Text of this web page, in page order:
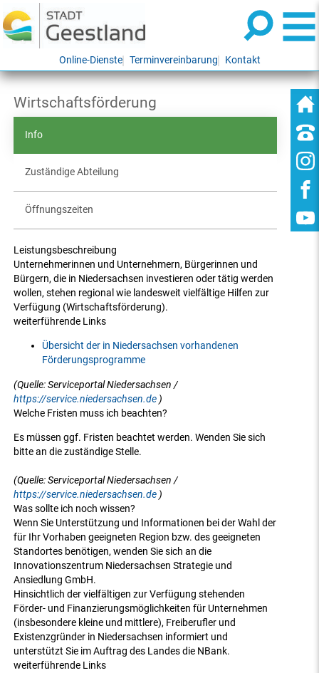
Online-Dienste Terminvereinbarung Kontakt
Wirtschaftsförderung
Info
Zuständige Abteilung
Öffnungszeiten
Leistungsbeschreibung
Unternehmerinnen und Unternehmern, Bürgerinnen und
Bürgern, die in Niedersachsen investieren oder tätig werden
wollen, stehen regional wie landesweit vielfältige Hilfen zur
Verfügung (Wirtschaftsförderung).
weiterführende Links
Übersicht der in Niedersachsen vorhandenen
Förderungsprogramme
(Quelle: Serviceportal Niedersachsen /
https://service.niedersachsen.de )
Welche Fristen muss ich beachten?
Es müssen ggf. Fristen beachtet werden. Wenden Sie sich
bitte an die zuständige Stelle.
(Quelle: Serviceportal Niedersachsen /
https://service.niedersachsen.de )
Was sollte ich noch wissen?
Wenn Sie Unterstützung und Informationen bei der Wahl der
für Ihr Vorhaben geeigneten Region bzw. des geeigneten
Standortes benötigen, wenden Sie sich an die
Innovationszentrum Niedersachsen Strategie und
Ansiedlung GmbH.
Hinsichtlich der vielfältigen zur Verfügung stehenden
Förder- und Finanzierungsmöglichkeiten für Unternehmen
(insbesondere kleine und mittlere), Freiberufler und
Existenzgründer in Niedersachsen informiert und
unterstützt Sie im Auftrag des Landes die NBank.
weiterführende Links